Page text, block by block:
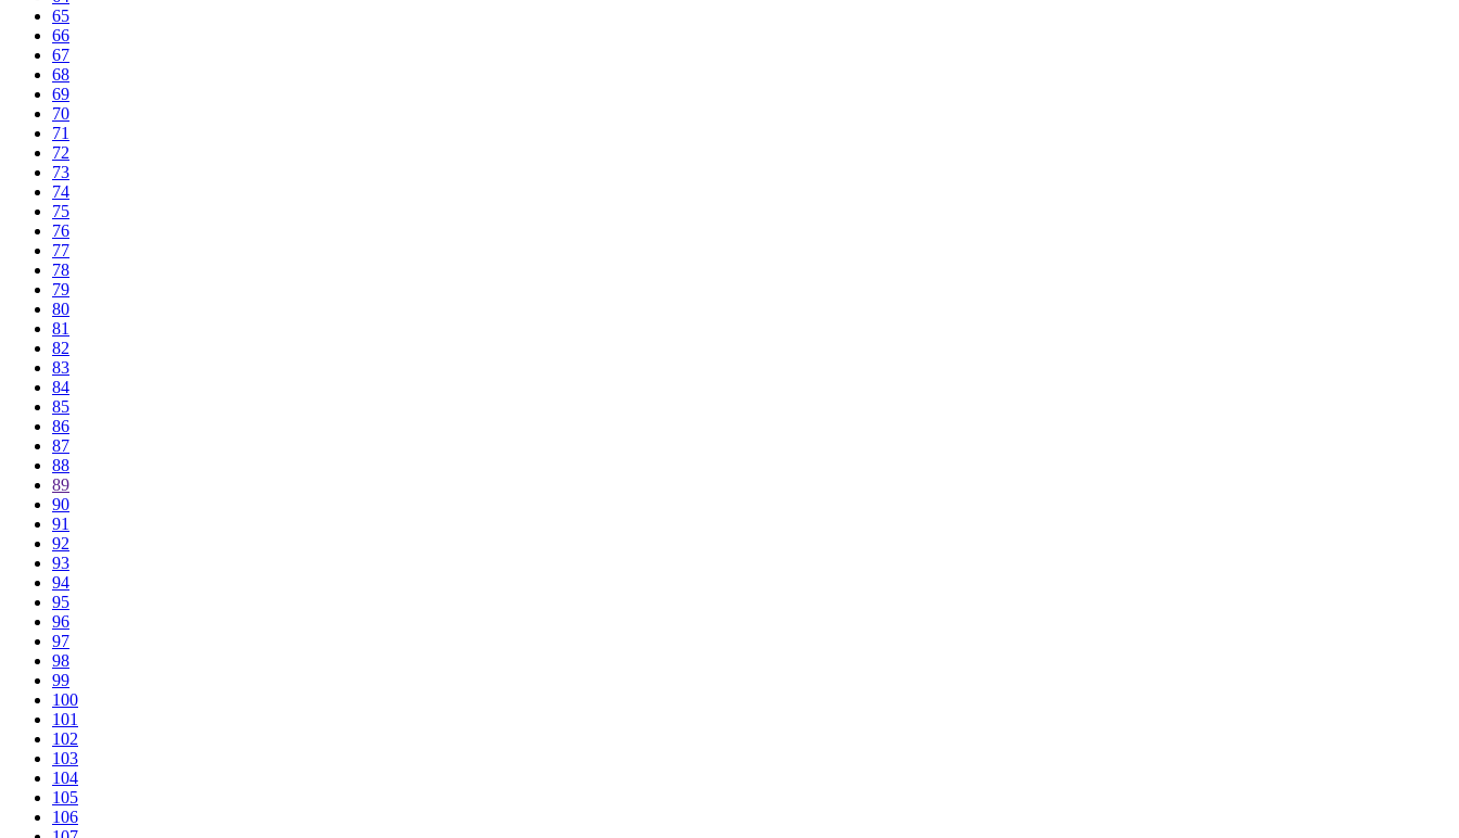
65
66
67
68
69
70
71
72
73
74
75
76
77
78
79
80
81
82
83
84
85
86
87
88
89
90
91
92
93
94
95
96
97
98
99
100
101
102
103
104
105
106